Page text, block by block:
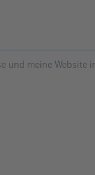
und meine